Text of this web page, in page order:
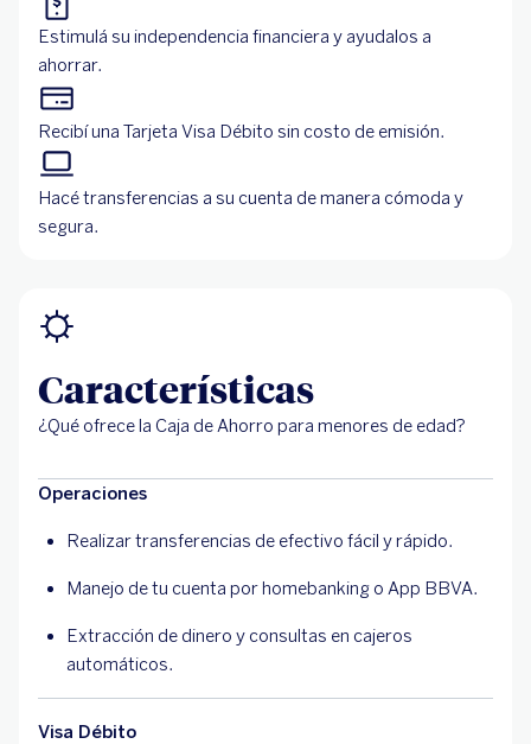
Estimulá su independencia financiera y ayudalos a
ahorrar.
Recibí una Tarjeta Visa Débito sin costo de emisión.
Hacé transferencias a su cuenta de manera cómoda y
segura.
Características
¿Qué ofrece la Caja de Ahorro para menores de edad?
Operaciones
Realizar transferencias de efectivo fácil y rápido.
Manejo de tu cuenta por homebanking o App BBVA.
Extracción de dinero y consultas en cajeros
automáticos.
Visa Débito